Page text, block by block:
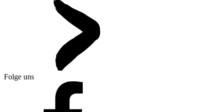
Folge uns